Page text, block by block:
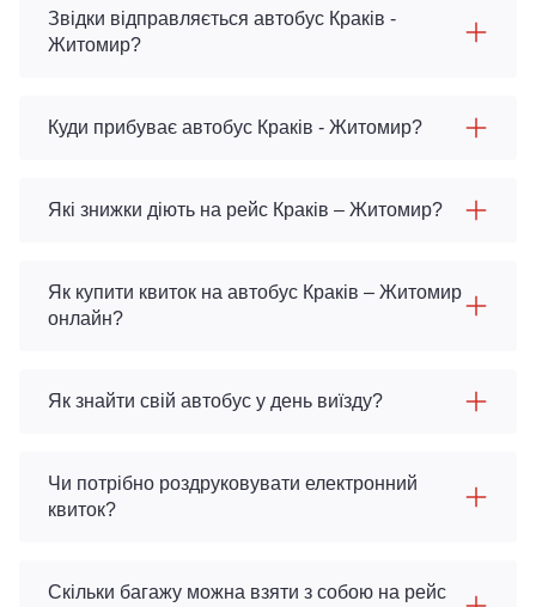
Звідки відправляється автобус Краків -
Житомир?
Куди прибуває автобус Краків - Житомир?
Які знижки діють на рейс Краків – Житомир?
Як купити квиток на автобус Краків – Житомир
онлайн?
Як знайти свій автобус у день виїзду?
Чи потрібно роздруковувати електронний
квиток?
Скільки багажу можна взяти з собою на рейс